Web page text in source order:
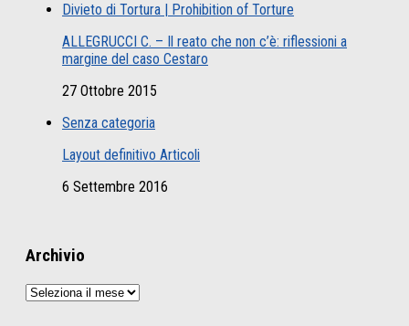
Divieto di Tortura | Prohibition of Torture
ALLEGRUCCI C. – Il reato che non c’è: riflessioni a
margine del caso Cestaro
27 Ottobre 2015
Senza categoria
Layout definitivo Articoli
6 Settembre 2016
Archivio
Archivio